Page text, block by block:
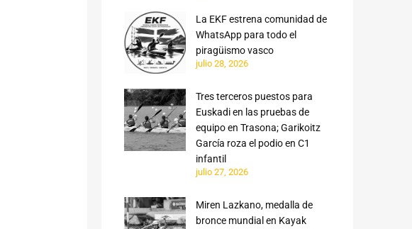
La EKF estrena comunidad de
WhatsApp para todo el
piragüismo vasco
julio 28, 2026
Tres terceros puestos para
Euskadi en las pruebas de
equipo en Trasona; Garikoitz
García roza el podio en C1
infantil
julio 27, 2026
Miren Lazkano, medalla de
bronce mundial en Kayak